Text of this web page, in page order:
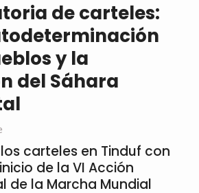
de carteles:
y la
del Sáhara
carteles en Tinduf con
de la VI Acción
de la Marcha Mundial